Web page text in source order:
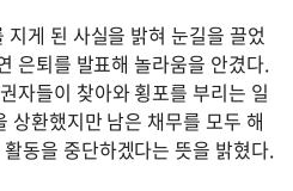
게 된 사실을 밝혀 눈길을 끌었
은퇴를 발표해 놀라움을 안겼다.
자들이 찾아와 횡포를 부리는 일
상환했지만 남은 채무를 모두 해
동을 중단하겠다는 뜻을 밝혔다.